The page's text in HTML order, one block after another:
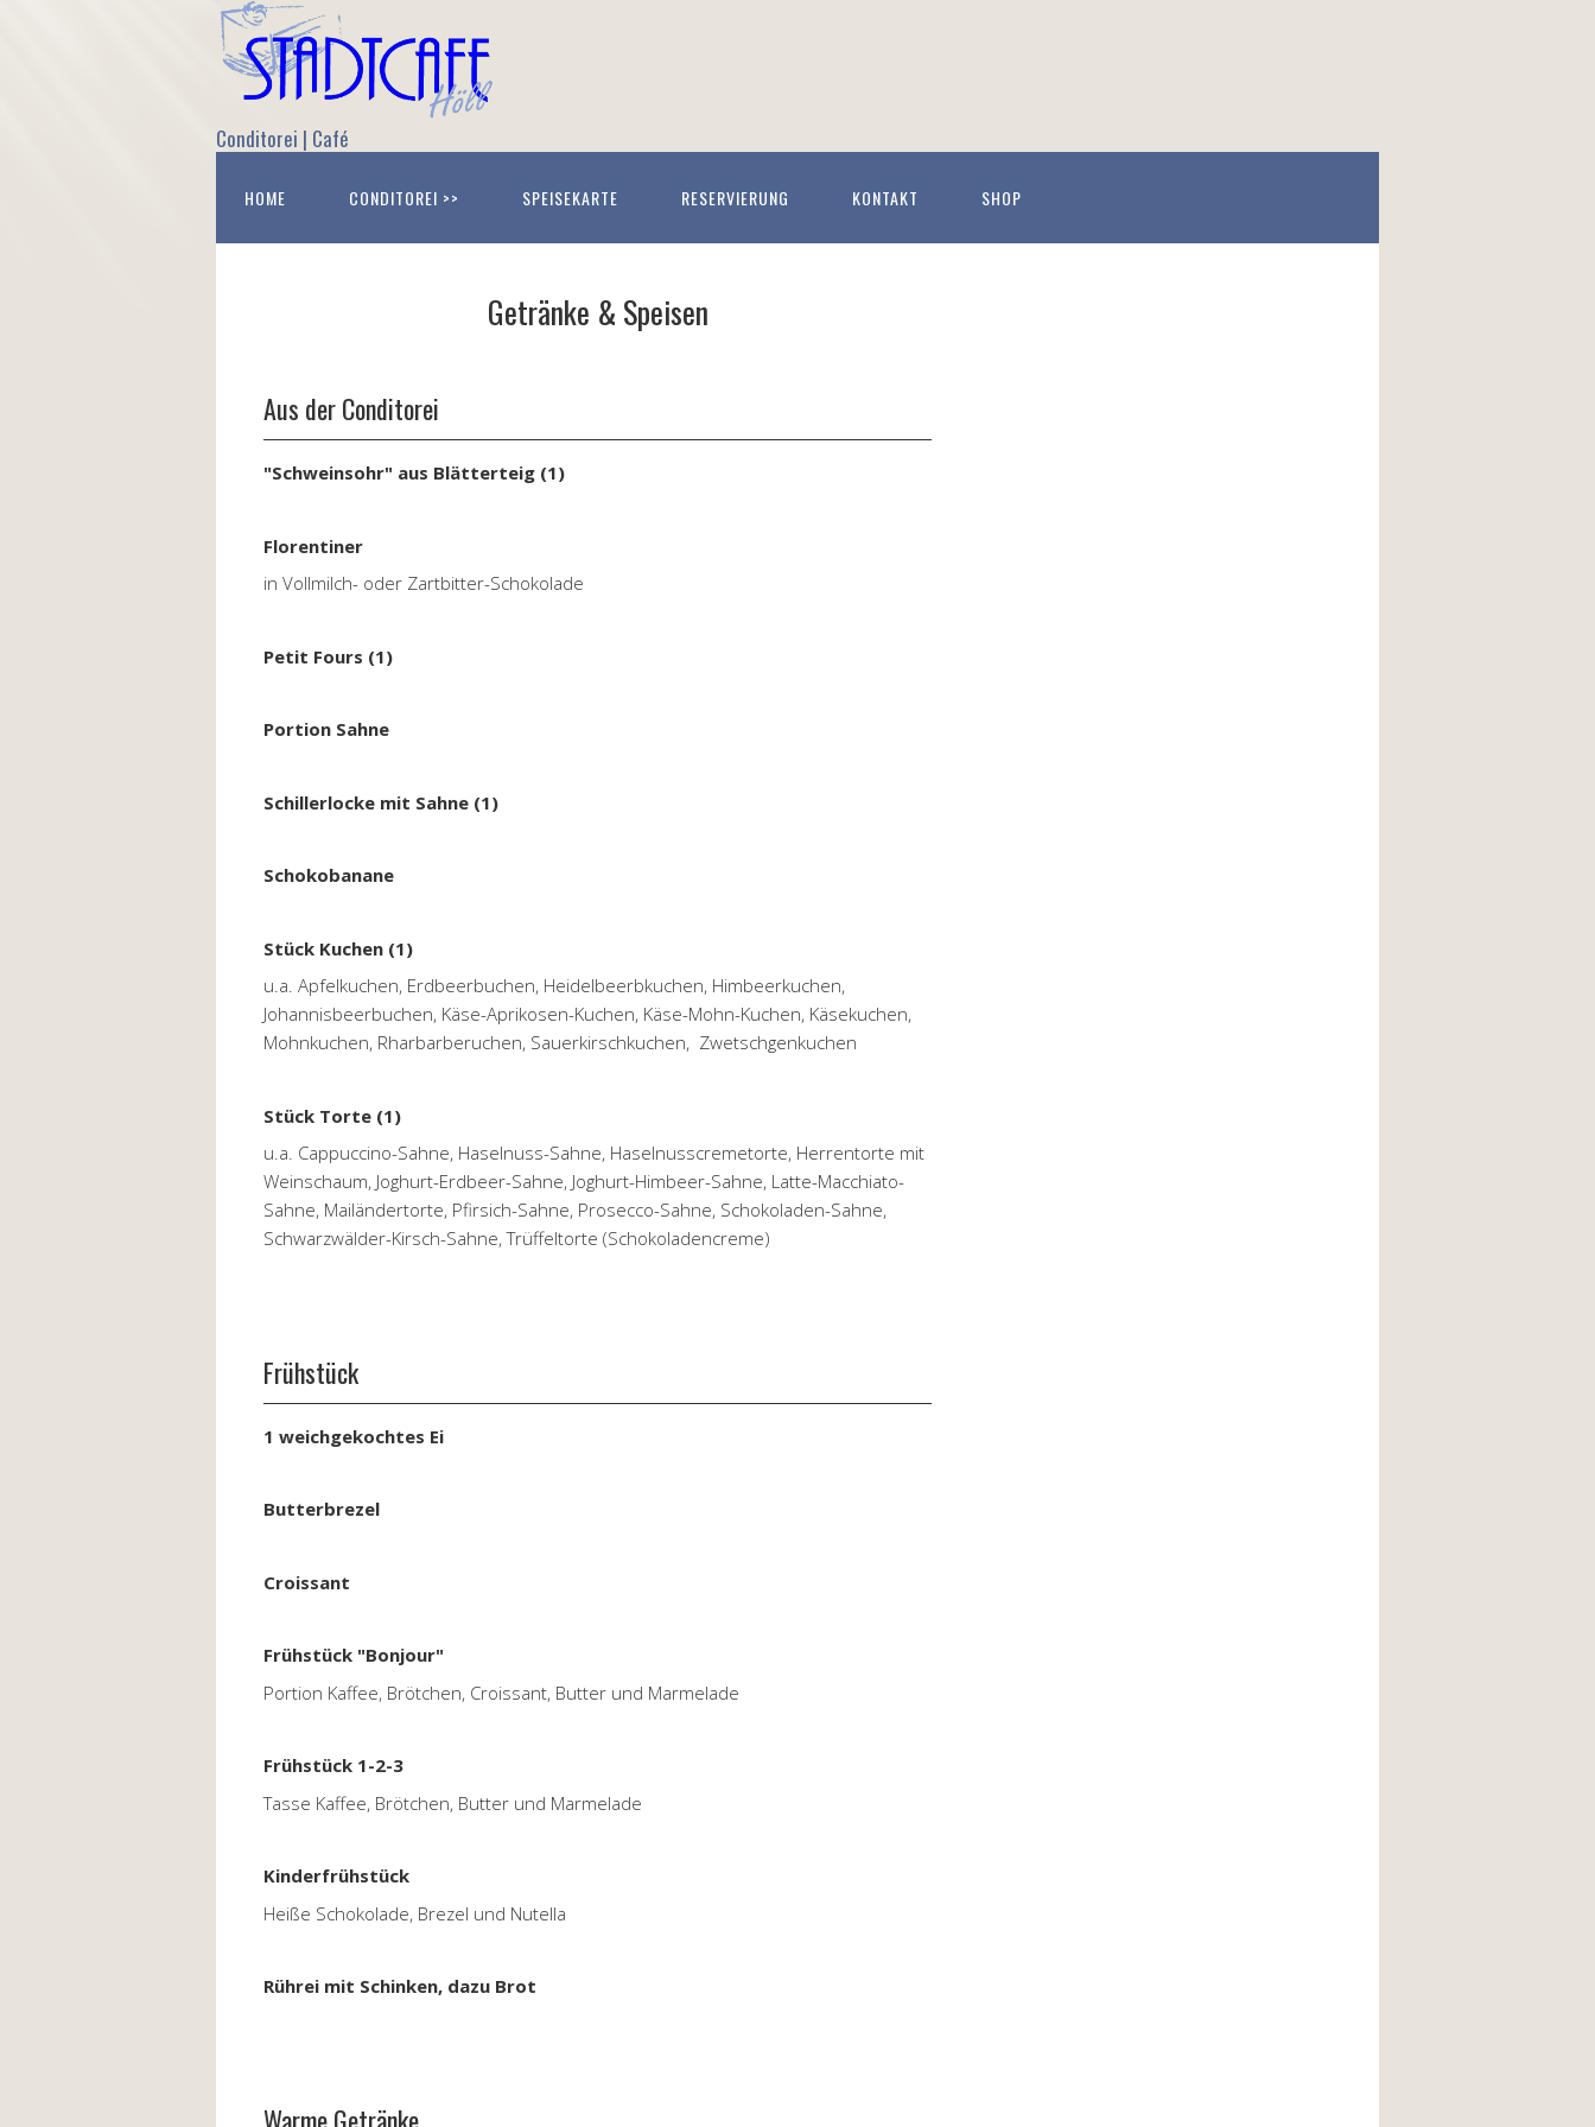
Conditorei | Café
HOME CONDITOREI >> SPEISEKARTE RESERVIERUNG KONTAKT SHOP
Getränke & Speisen
Aus der Conditorei
"Schweinsohr" aus Blätterteig (1)
Florentiner
in Vollmilch- oder Zartbitter-Schokolade
Petit Fours (1)
Portion Sahne
Schillerlocke mit Sahne (1)
Schokobanane
Stück Kuchen (1)
u.a. Apfelkuchen, Erdbeerbuchen, Heidelbeerbkuchen, Himbeerkuchen,
Johannisbeerbuchen, Käse-Aprikosen-Kuchen, Käse-Mohn-Kuchen, Käsekuchen,
Mohnkuchen, Rharbarberuchen, Sauerkirschkuchen, Zwetschgenkuchen
Stück Torte (1)
u.a. Cappuccino-Sahne, Haselnuss-Sahne, Haselnusscremetorte, Herrentorte mit
Weinschaum, Joghurt-Erdbeer-Sahne, Joghurt-Himbeer-Sahne, Latte-Macchiato-
Sahne, Mailändertorte, Pfirsich-Sahne, Prosecco-Sahne, Schokoladen-Sahne,
Schwarzwälder-Kirsch-Sahne, Trüffeltorte (Schokoladencreme)
Frühstück
1 weichgekochtes Ei
Butterbrezel
Croissant
Frühstück "Bonjour"
Portion Kaffee, Brötchen, Croissant, Butter und Marmelade
Frühstück 1-2-3
Tasse Kaffee, Brötchen, Butter und Marmelade
Kinderfrühstück
Heiße Schokolade, Brezel und Nutella
Rührei mit Schinken, dazu Brot
Warme Getränke